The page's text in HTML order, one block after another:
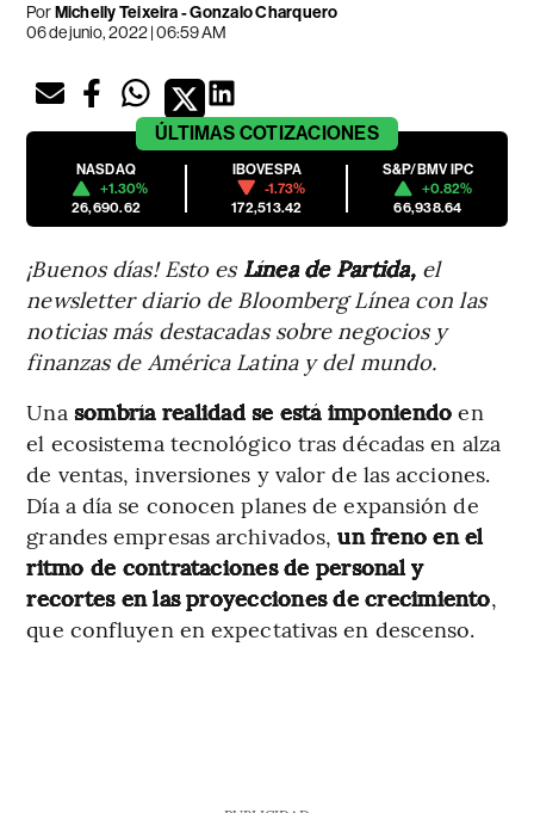
PorMichelly Teixeira-Gonzalo Charquero
06 de junio, 2022 | 06:59 AM
ÚLTIMAS COTIZACIONES
NASDAQ
+1.30%
26,690.62
IBOVESPA
-1.73%
172,513.42
S&P/BMV IPC
+0.82%
66,938.64
¡Buenos días! Esto esLínea de Partida,el
newsletter diario de Bloomberg Línea con las
noticias más destacadas sobre negocios y
finanzas de América Latina y del mundo.
Una sombría realidad se está imponiendo en
el ecosistema tecnológico tras décadas en alza
de ventas, inversiones y valor de las acciones.
Día a día se conocen planes de expansión de
grandes empresas archivados,un freno en el
ritmo de contrataciones de personal y
recortes en las proyecciones de crecimiento,
que confluyen en expectativas en descenso.